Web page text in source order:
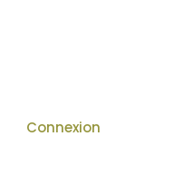
Connexion